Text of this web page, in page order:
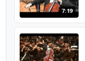
7:19